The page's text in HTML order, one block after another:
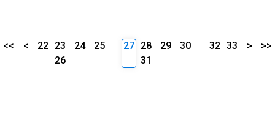
<< < 22 23 24
25
26
27 28 29
30
31
32 33 > >>